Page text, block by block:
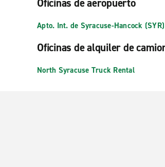
Oficinas de aeropuerto
Apto. Int. de Syracuse-Hancock (SYR)
Oficinas de alquiler de
North Syracuse Truck Rental